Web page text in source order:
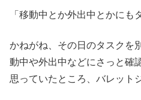
「移動中とか外出中とかにも
かねがね、その日のタスクを
動中や外出中などにさっと確
思っていたところ、バレット